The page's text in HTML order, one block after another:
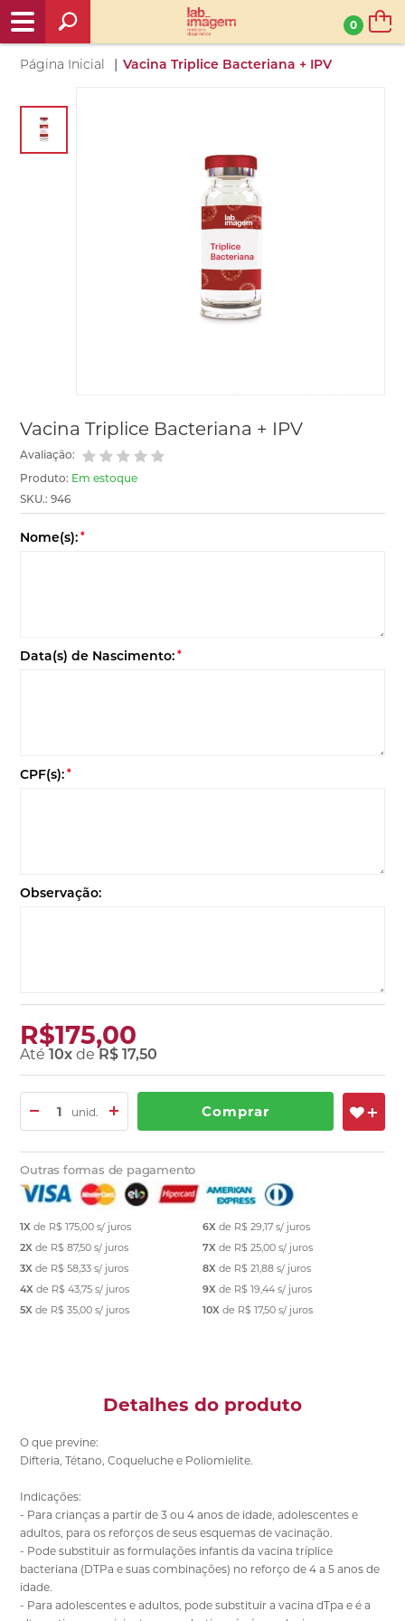
0
Página Inicial | Vacina Triplice Bacteriana + IPV
Vacina Triplice Bacteriana + IPV
Avaliação:
Produto: Em estoque
SKU.: 946
*
Nome(s):
*
Data(s) de Nascimento:
*
CPF(s):
Observação:
R$175,00
Até10x de R$ 17,50
unid. Comprar
Outras formas de pagamento
1Xde R$ 175,00s/ juros
2Xde R$ 87,50s/ juros
3Xde R$ 58,33s/ juros
4Xde R$ 43,75s/ juros
5Xde R$ 35,00s/ juros
6X de R$ 29,17 s/ juros
7X de R$ 25,00 s/ juros
8X de R$ 21,88 s/ juros
9X de R$ 19,44 s/ juros
10X de R$ 17,50 s/ juros
Detalhes do produto
O que previne:
Difteria, Tétano, Coqueluche e Poliomielite.
Indicações:
- Para crianças a partir de 3 ou 4 anos de idade, adolescentes e
adultos, para os reforços de seus esquemas de vacinação.
- Pode substituir as formulações infantis da vacina tríplice
bacteriana (DTPa e suas combinações) no reforço de 4 a 5 anos de
idade.
- Para adolescentes e adultos, pode substituir a vacina dTpa e é a